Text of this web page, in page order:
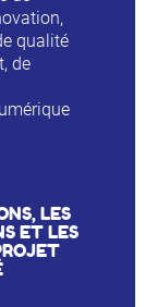
qualité
de
LES
ET LES